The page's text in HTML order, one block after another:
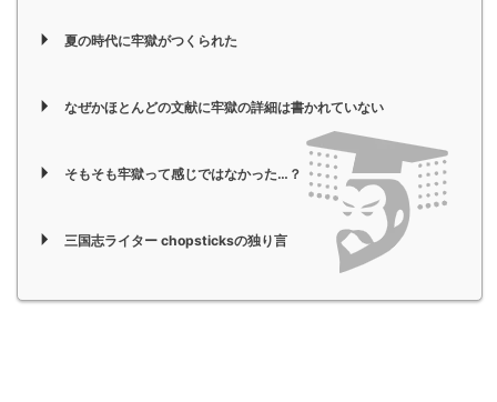
夏の時代に牢獄がつくられた
なぜかほとんどの文献に牢獄の詳細は書かれていない
そもそも牢獄って感じではなかった…？
三国志ライター chopsticksの独り言